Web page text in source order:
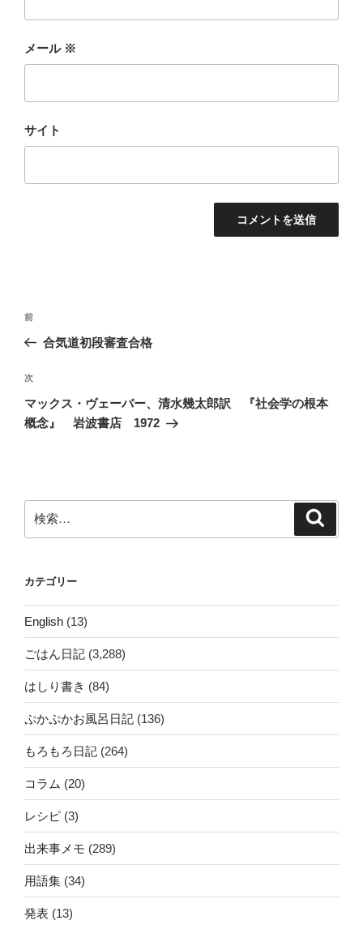
メール ※
サイト
投
ビ
ゲ
ー
前
の
稿
前
合気道初段審査合格
次
の
投
次
マックス・ヴェーバー、清水幾太郎訳 『社会学の根本
概念』 岩波書店 1972
索:
カテゴリー
English (13)
ごはん日記 (3,288)
はしり書き (84)
ぷかぷかお風呂日記 (136)
もろもろ日記 (264)
コラム (20)
レシピ (3)
出来事メモ (289)
用語集 (34)
発表 (13)